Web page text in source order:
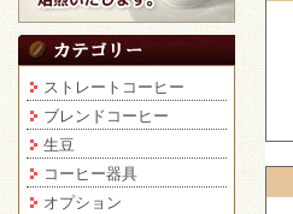
ストレートコーヒー
ブレンドコーヒー
生豆
コーヒー器具
オプション